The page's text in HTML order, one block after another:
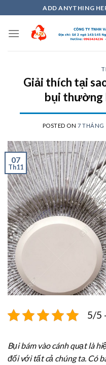
to
content
ADD ANYTHING
Giải thích tại
bụi thường
POSTED ON7 THÁNG
07
Th11
5/5
Bụi bám vào cánh quạt là
đối với tất cả chúng ta. Có